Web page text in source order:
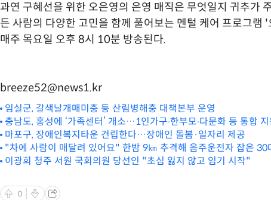
과연 구혜선을 위한 오은영의 은영 매직은 무엇일지 귀추가
든 사람의 다양한 고민을 함께 풀어보는 멘털 케어 프로그램
매주 목요일 오후 8시 10분 방송된다.
breeze52@news1.kr
임실군, 갈색날개매미충 등 산림병해충 대책본부 운영
충남도, 홍성에 ‘가족센터’ 개소…1인가구‧한부모‧다문화 등 통합 지
마포구, 장애인복지타운 건립한다…장애인 돌봄·일자리 제공
"차에 사람이 매달려 있어요" 한밤 9㎞ 추격해 음주운전자 잡은 30
이광희 청주 서원 국회의원 당선인 "초심 잃지 않고 임기 시작"
0